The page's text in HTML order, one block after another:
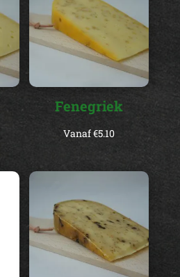
Fenegriek
Vanaf€5.10